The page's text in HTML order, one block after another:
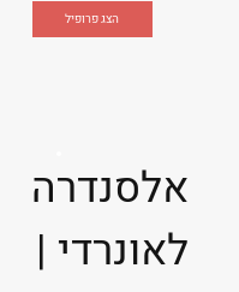
הצג פרופיל
אלסנדרה
לאונרדי |